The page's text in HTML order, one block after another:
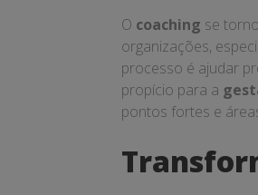
O coaching se
organizações,
processo é ajudar
propício para a
pontos fortes e